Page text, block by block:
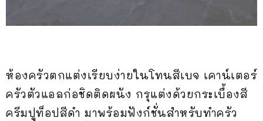
ห้องครัวตกแต่งเรียบง่ายในโทนสีเบจ เคาน์เตอร์
ครัวตัวแอลก่อชิดติดผนัง กรุแต่งด้วยกระเบื้องสี
ครีมปูท็อปสีดำ มาพร้อมฟังก์ชั่นสำหรับทำครัว